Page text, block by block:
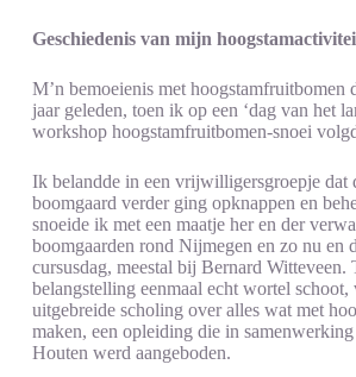
Geschiedenis van mijn
M’n bemoeienis met hoogstamfruitbomen
jaar geleden, toen ik op een ‘dag van het
workshop hoogstamfruitbomen-snoei
Ik belandde in een vrijwilligersgroepje dat
boomgaard verder ging opknappen en
snoeide ik met een maatje her en der
boomgaarden rond Nijmegen en zo nu en
cursusdag, meestal bij Bernard Witteveen.
belangstelling eenmaal echt wortel schoot,
uitgebreide scholing over alles wat met
maken, een opleiding die in
Houten werd aangeboden.